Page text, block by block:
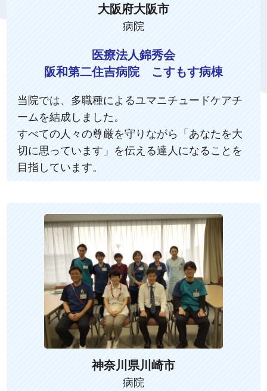
大阪府大阪市
病院
医療法人錦秀会
阪和第二住吉病院 こすもす病棟
当院では、多職種によるユマニチュードケアチ
ームを結成しました。
すべての人々の尊厳を守りながら「あなたを大
切に思っています」を伝える達人になることを
目指しています。
神奈川県川崎市
病院